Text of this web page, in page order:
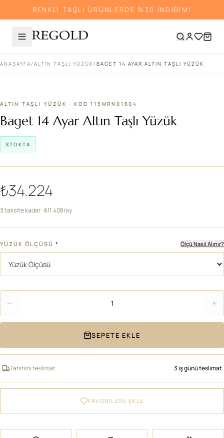
RENKLİ TAŞLI ÜRÜNLERDE %30 İNDİRİM!
ANASAYFA/ ALTIN TAŞLI YÜZÜK/ BAGET 14 AYAR ALTIN TAŞLI YÜZÜK
ALTIN TAŞLI YÜZÜK · KOD 115MRN01604
Baget 14 Ayar Altın Taşlı Yüzük
STOKTA
₺34.224
3 taksite kadar · ₺11.408/ay
YÜZÜK ÖLÇÜSÜ * Ölçü Nasıl Alınır?
1
SEPETE EKLE
Tahmini teslimat 3 iş günü teslimat
FAVORİLERE EKLE